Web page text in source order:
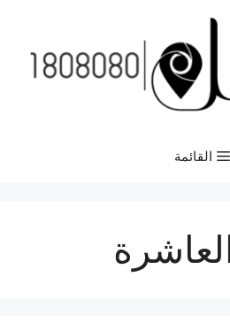
القائمة